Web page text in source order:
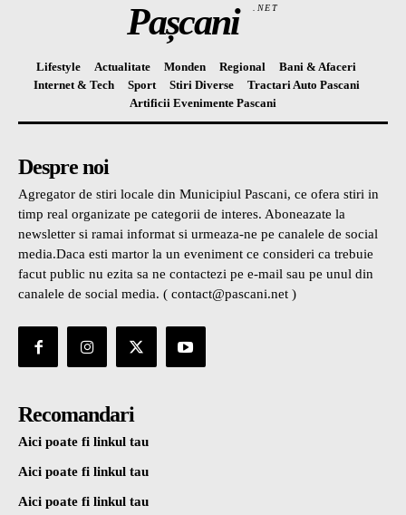
Pașcani .NET
Lifestyle Actualitate Monden Regional
Bani & Afaceri
Internet & Tech
Sport Stiri Diverse
Tractari Auto Pascani
Artificii Evenimente Pascani
Despre noi
Agregator de stiri locale din Municipiul Pascani, ce ofera stiri in
timp real organizate pe categorii de interes. Aboneazate la
newsletter si ramai informat si urmeaza-ne pe canalele de social
media.Daca esti martor la un eveniment ce consideri ca trebuie
facut public nu ezita sa ne contactezi pe e-mail sau pe unul din
canalele de social media. ( contact@pascani.net )
Recomandari
Aici poate fi linkul tau
Aici poate fi linkul tau
Aici poate fi linkul tau